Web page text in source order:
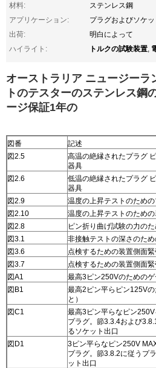
材料:
ステンレス鋼
アプリケーション:
プラグおよびソケ
出荷:
明白によって
ハイライト:
トルクの試験装置,
オーストラリア ニュージーラ
トのテスターのステンレス鋼
ージ保証1年の
図番
記述
図2.5
高温の絶縁されたプラグ
器具
図2.6
低温の絶縁されたプラグ
器具
図2.9
温度の上昇テストのため
図2.10
温度の上昇テストのため
図2.8
ピン折り曲げ試験の力の
図3.1
非接触テストの深さのた
図3.6
点検するための装置側面
図3.7
点検するための装置側面
図A1
最高3ピン250Vのための
図B1
最高2ピン平らピン125V
と）
図C1
最高3ピン平らなピン
プラグ。節3.3.4および
るソケット出口
図D1
3ピン平らなピン250V
プラグ。節3.8.2に従うプ
ット出口